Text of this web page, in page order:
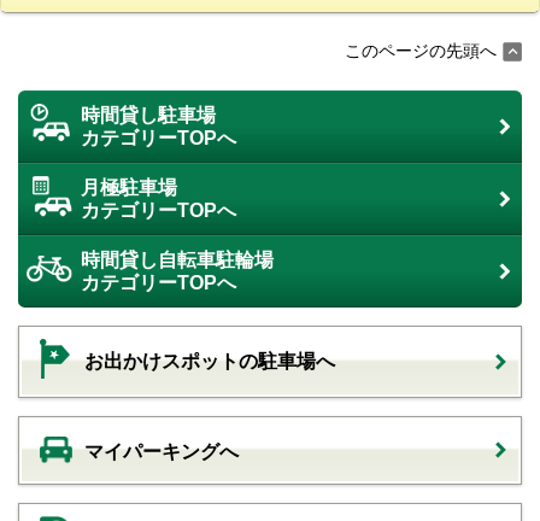
このページの先頭へ
時間貸し駐車場
カテゴリーTOPへ
月極駐車場
カテゴリーTOPへ
時間貸し自転車駐輪場
カテゴリーTOPへ
お出かけスポットの駐車場へ
マイパーキングへ